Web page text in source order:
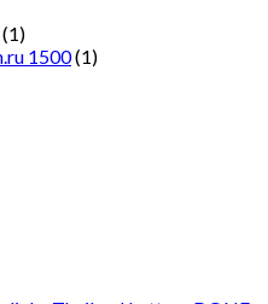
(1)
1500(1)